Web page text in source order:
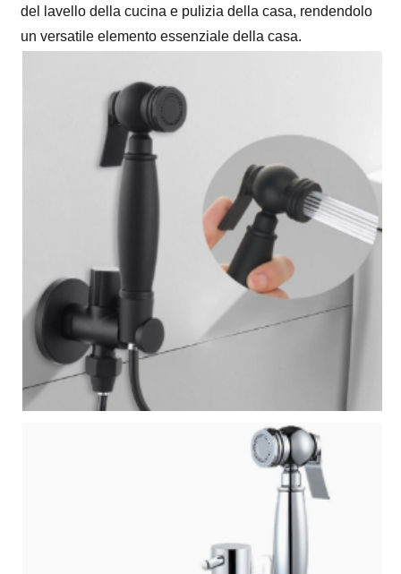
del lavello della cucina e pulizia della casa, rendendolo
un versatile elemento essenziale della casa.